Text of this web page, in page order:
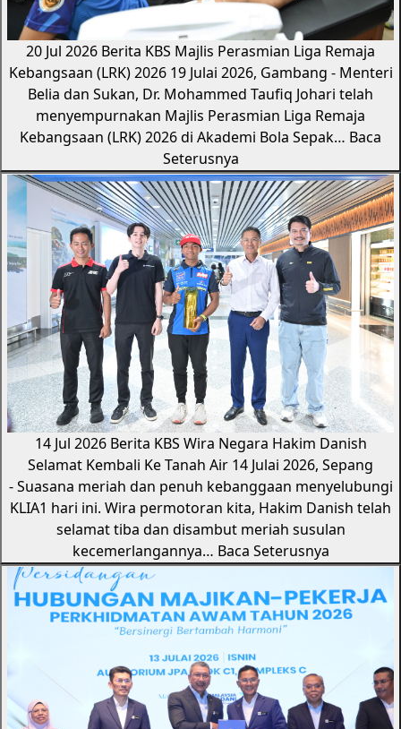
20 Jul 2026 Berita KBS Majlis Perasmian Liga Remaja
Kebangsaan (LRK) 2026 19 Julai 2026, Gambang - Menteri
Belia dan Sukan, Dr. Mohammed Taufiq Johari telah
menyempurnakan Majlis Perasmian Liga Remaja
Kebangsaan (LRK) 2026 di Akademi Bola Sepak… Baca
Seterusnya
14 Jul 2026 Berita KBS Wira Negara Hakim Danish
Selamat Kembali Ke Tanah Air 14 Julai 2026, Sepang
- Suasana meriah dan penuh kebanggaan menyelubungi
KLIA1 hari ini. Wira permotoran kita, Hakim Danish telah
selamat tiba dan disambut meriah susulan
kecemerlangannya… Baca Seterusnya